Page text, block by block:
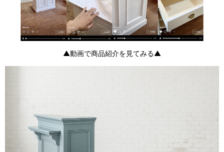
▲動画で商品紹介を見てみる▲